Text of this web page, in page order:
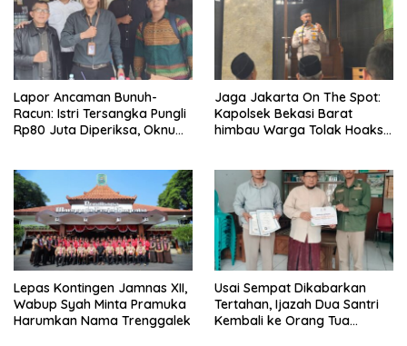
Lapor Ancaman Bunuh-
Racun: Istri Tersangka Pungli
Rp80 Juta Diperiksa, Oknum
Jaga Jakarta On The Spot:
Kapolsek Bekasi Barat
himbau Warga Tolak Hoaks
Lepas Kontingen Jamnas XII,
Wabup Syah Minta Pramuka
Harumkan Nama Trenggalek
Usai Sempat Dikabarkan
Tertahan, Ijazah Dua Santri
Kembali ke Orang Tua